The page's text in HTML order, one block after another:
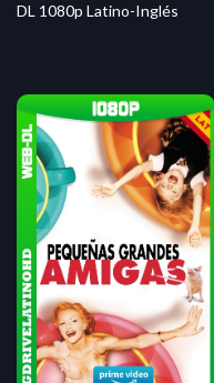
DL 1080p Latino-Inglés